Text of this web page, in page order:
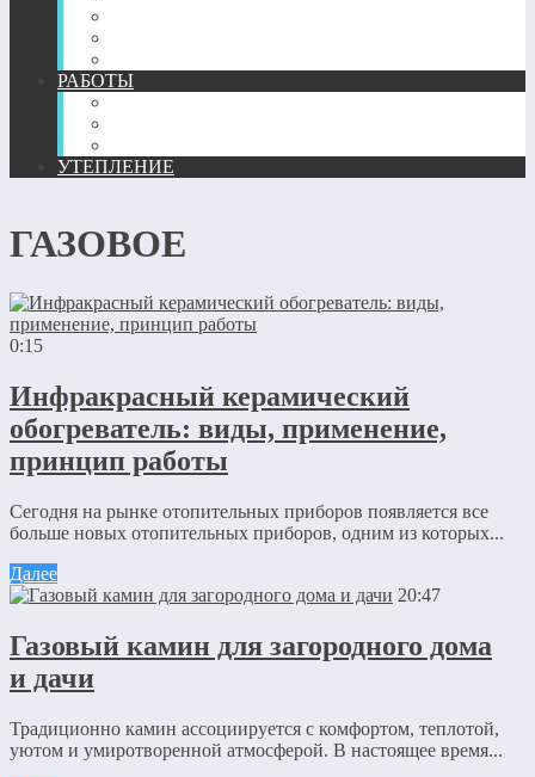
РАБОТЫ
УТЕПЛЕНИЕ
ГАЗОВОЕ
0:15
Инфракрасный керамический
обогреватель: виды, применение,
принцип работы
Сегодня на рынке отопительных приборов появляется все
больше новых отопительных приборов, одним из которых...
Далее
20:47
Газовый камин для загородного дома
и дачи
Традиционно камин ассоциируется с комфортом, теплотой,
уютом и умиротворенной атмосферой. В настоящее время...